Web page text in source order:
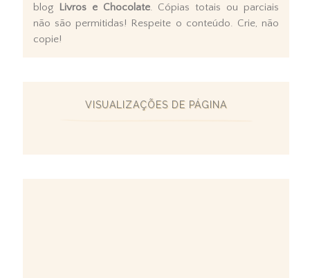
blog Livros e Chocolate. Cópias totais ou parciais
não são permitidas! Respeite o conteúdo. Crie, não
copie!
VISUALIZAÇÕES DE PÁGINA